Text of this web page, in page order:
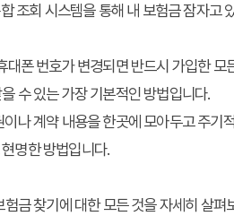
조회 시스템을 통해 내 보험금 잠자고
대폰 번호가 변경되면 반드시 가입한
수 있는 가장 기본적인 방법입니다.
이나 계약 내용을 한곳에 모아두고 주기
명한 방법입니다.
금 찾기 에 대한 모든 것을 자세히 살펴